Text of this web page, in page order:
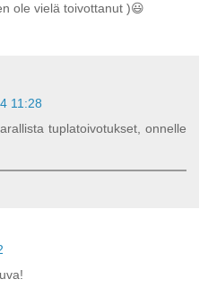
ole vielä toivottanut )😃
11:28
tuplatoivotukset, onnelle